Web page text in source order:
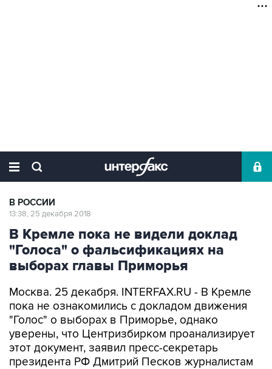
В РОССИИ
13:38, 25 декабря 2018
В Кремле пока не видели доклад
"Голоса" о фальсификациях на
выборах главы Приморья
Москва. 25 декабря. INTERFAX.RU - В Кремле
пока не ознакомились с докладом движения
"Голос" о выборах в Приморье, однако
уверены, что Центризбирком проанализирует
этот документ, заявил пресс-секретарь
президента РФ Дмитрий Песков журналистам